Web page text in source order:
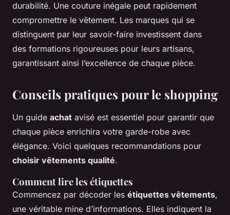
durabilité. Une couture inégale peut rapidement
compromettre le vêtement. Les marques qui se
distinguent par leur savoir-faire investissent dans
des formations rigoureuses pour leurs artisans,
garantissant ainsi l’excellence de chaque pièce.
Conseils pratiques pour le shopping
Un guide achat avisé est essentiel pour garantir que
chaque pièce enrichira votre garde-robe avec
élégance. Voici quelques recommandations pour
choisir vêtements qualité.
Comment lire les étiquettes
Commencez par décoder les étiquettes vêtements,
une véritable mine d’informations. Elles indiquent la